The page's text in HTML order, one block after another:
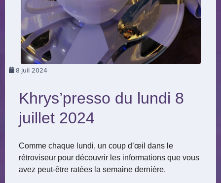
8 juil 2024
Khrys’presso du lundi 8
juillet 2024
Comme chaque lundi, un coup d’œil dans le
rétroviseur pour découvrir les informations que vous
avez peut-être ratées la semaine dernière.